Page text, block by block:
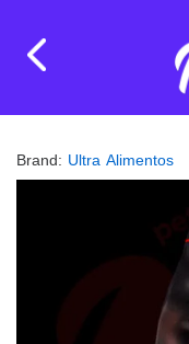
Brand: Ultra Alimentos